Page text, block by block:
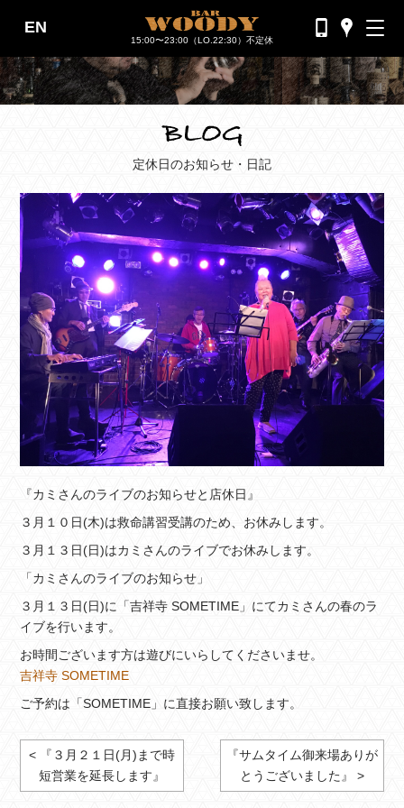
バーウッディTOP
バー ウッディについて
メニュー＆料金
おすすめカクテル
フォトギャラリー
ブログ
過去のブログ
EN
15:00〜23:00（LO.22:30）不定休
定休日のお知らせ・日記
『カミさんのライブのお知らせと店休日』
３月１０日(木)は救命講習受講のため、お休みします。
３月１３日(日)はカミさんのライブでお休みします。
「カミさんのライブのお知らせ」
３月１３日(日)に「吉祥寺 SOMETIME」にてカミさんの春のラ
イブを行います。
お時間ございます方は遊びにいらしてくださいませ。
吉祥寺 SOMETIME
ご予約は「SOMETIME」に直接お願い致します。
< 『３月２１日(月)まで時
短営業を延長します』
『サムタイム御来場ありが
とうございました』 >